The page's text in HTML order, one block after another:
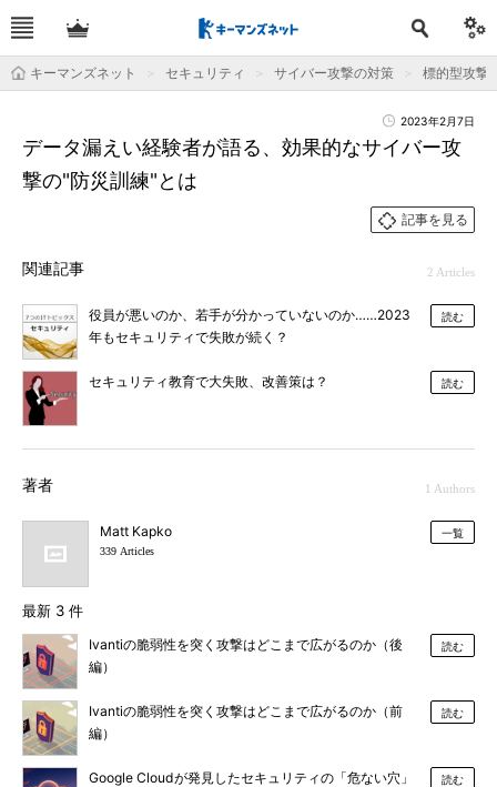
キーマンズネット セキュリティ サイバー攻撃の対策 標的型攻撃
2023年2月7日
データ漏えい経験者が語る、効果的なサイバー攻
撃の"防災訓練"とは
記事を見る
関連記事 2 Articles
役員が悪いのか、若手が分かっていないのか……2023
年もセキュリティで失敗が続く？
読む
セキュリティ教育で大失敗、改善策は？ 読む
著者 1 Authors
Matt Kapko
339 Articles
一覧
最新 3 件
Ivantiの脆弱性を突く攻撃はどこまで広がるのか（後
編）
読む
Ivantiの脆弱性を突く攻撃はどこまで広がるのか（前
編）
読む
Google Cloudが発見したセキュリティの「危ない穴」
読む